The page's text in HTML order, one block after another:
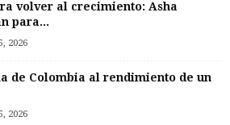
volver al crecimiento: Asha
para...
2026
de Colombia al rendimiento de un
2026